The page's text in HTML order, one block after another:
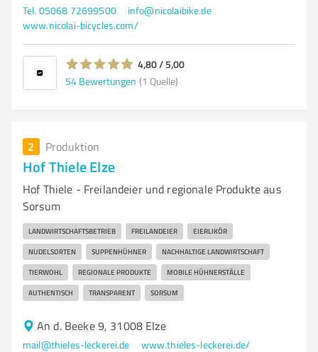
Tel. 05068 72699500
info@nicolaibike.de
www.nicolai-bicycles.com/
4,80 / 5,00
54 Bewertungen (1 Quelle)
2 Produktion
Hof Thiele Elze
Hof Thiele - Freilandeier und regionale Produkte aus
Sorsum
LANDWIRTSCHAFTSBETRIEB FREILANDEIER EIERLIKÖR
NUDELSORTEN SUPPENHÜHNER NACHHALTIGE LANDWIRTSCHAFT
TIERWOHL REGIONALE PRODUKTE MOBILE HÜHNERSTÄLLE
AUTHENTISCH TRANSPARENT SORSUM
An d. Beeke 9, 31008 Elze
mail@thieles-leckerei.de www.thieles-leckerei.de/